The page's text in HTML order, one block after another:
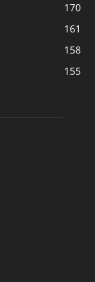
170
161
158
155